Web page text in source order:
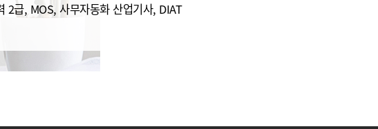
2급, MOS, 사무자동화 산업기사, DIAT